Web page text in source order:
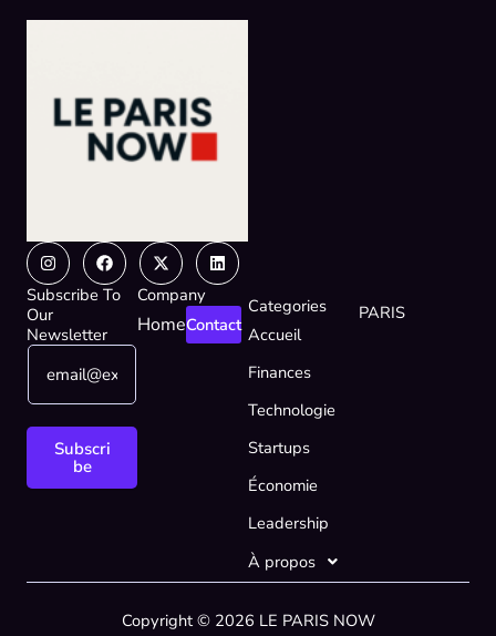
InstagramFacebook
X-
twitter
Linkedin
Subscribe To
Our
Newsletter
*
m
a
E
l
E
a
Subscri
be
Company
HomeContact
Categories
Accueil
Finances
Technologie
Startups
Économie
Leadership
À propos
PARIS
Copyright © 2026 LE PARIS NOW